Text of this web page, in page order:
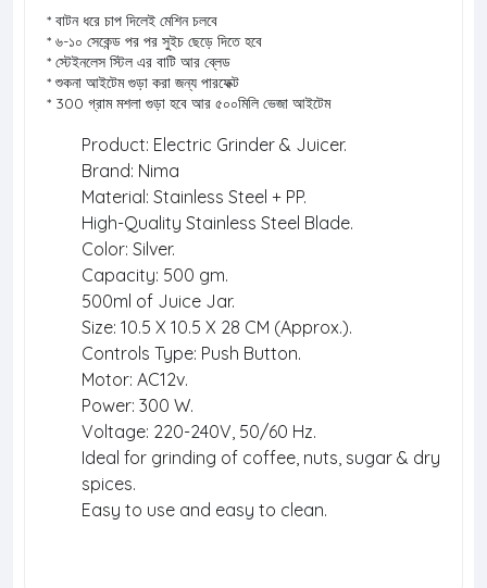
* বাটন ধরে চাপ দিলেই মেশিন চলবে
* ৬-১০ সেকেন্ড পর পর সুইচ ছেড়ে দিতে হবে
* স্টেইনলেস স্টিল এর বাটি আর ব্লেড
* শুকনা আইটেম গুড়া করা জন্য পারফেক্ট
* 300 গ্রাম মশলা গুড়া হবে আর ৫০০মিলি ভেজা আইটেম
Product: Electric Grinder & Juicer.
Brand: Nima
Material: Stainless Steel + PP.
High-Quality Stainless Steel Blade.
Color: Silver.
Capacity: 500 gm.
500ml of Juice Jar.
Size: 10.5 X 10.5 X 28 CM (Approx.).
Controls Type: Push Button.
Motor: AC12v.
Power: 300 W.
Voltage: 220-240V, 50/60 Hz.
Ideal for grinding of coffee, nuts, sugar & dry
spices.
Easy to use and easy to clean.